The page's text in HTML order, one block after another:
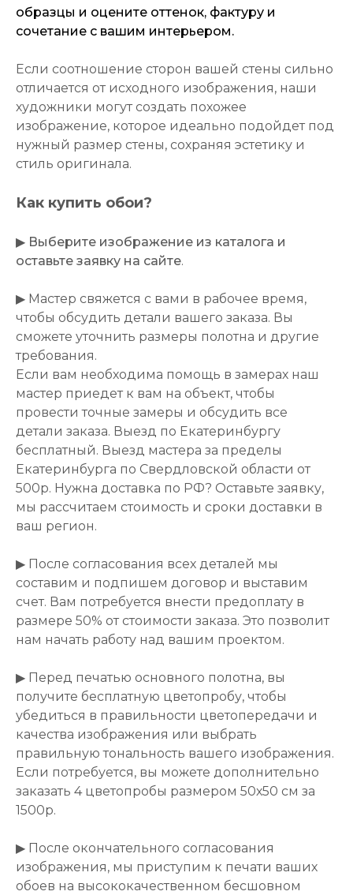
образцы и оцените оттенок, фактуру и
сочетание с вашим интерьером.
Если соотношение сторон вашей стены сильно
отличается от исходного изображения, наши
художники могут создать похожее
изображение, которое идеально подойдет под
нужный размер стены, сохраняя эстетику и
стиль оригинала.
Как купить обои?
▶ Выберите изображение из каталога и
оставьте заявку на сайте.
▶ Мастер свяжется с вами в рабочее время,
чтобы обсудить детали вашего заказа. Вы
сможете уточнить размеры полотна и другие
требования.
Если вам необходима помощь в замерах наш
мастер приедет к вам на объект, чтобы
провести точные замеры и обсудить все
детали заказа. Выезд по Екатеринбургу
бесплатный. Выезд мастера за пределы
Екатеринбурга по Свердловской области от
500р. Нужна доставка по РФ? Оставьте заявку,
мы рассчитаем стоимость и сроки доставки в
ваш регион.
▶ После согласования всех деталей мы
составим и подпишем договор и выставим
счет. Вам потребуется внести предоплату в
размере 50% от стоимости заказа. Это позволит
нам начать работу над вашим проектом.
▶ Перед печатью основного полотна, вы
получите бесплатную цветопробу, чтобы
убедиться в правильности цветопередачи и
качества изображения или выбрать
правильную тональность вашего изображения.
Если потребуется, вы можете дополнительно
заказать 4 цветопробы размером 50х50 см за
1500р.
▶ После окончательного согласования
изображения, мы приступим к печати ваших
обоев на высококачественном бесшовном